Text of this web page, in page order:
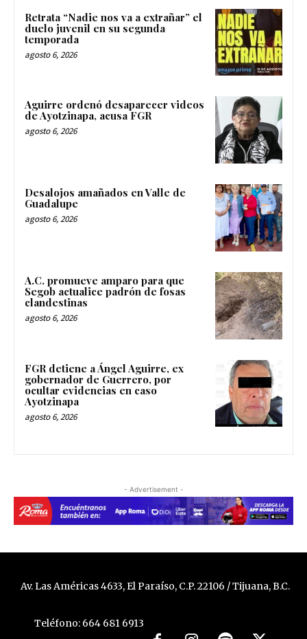
Retrata “Nadie nos va a extrañar” el
duelo juvenil en su segunda
temporada
agosto 6, 2026
Aguirre ordenó desaparecer videos
de Ayotzinapa, acusa FGR
agosto 6, 2026
Desalojos amañados en Valle de
Guadalupe
agosto 6, 2026
A.C. promueve amparo para que
Segob actualice padrón de fosas
clandestinas
agosto 6, 2026
FGR detiene a Ángel Aguirre, ex
gobernador de Guerrero, por
ocultar evidencias en caso
Ayotzinapa
agosto 6, 2026
- Advertisement -
Av. Las Américas 4633, El Paraíso, C.P. 22106 / Tijuana, B.C.
Teléfono: 664 681 6913